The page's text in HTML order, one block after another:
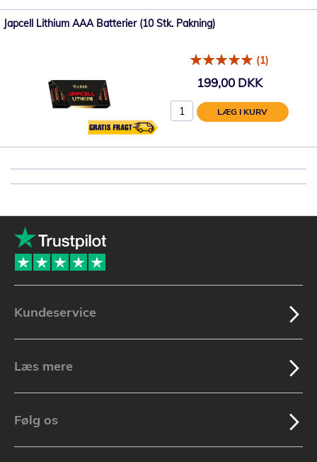
Japcell Lithium AAA Batterier (10 Stk. Pakning)
(1)
199,00 DKK
LÆG I KURV
Kundeservice
Læs mere
Følg os